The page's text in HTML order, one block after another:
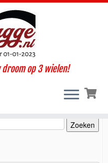
op 3 wielen!
Ape Classic » Classic 400 E4
Zoeken